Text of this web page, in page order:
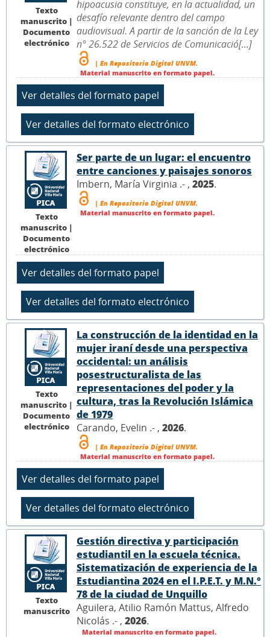
Texto
manuscrito |
Documento
electrónico
hipoacusia constituye, en la actualidad, un
desafío relevante dentro del campo
audiovisual. A partir de la sanción de la Ley
n° 26.522 de Servicios de Comunicació[...]
| En Repositorio Digital UNVM.
Material manuscrito en formato papel.
Texto
manuscrito |
Documento
electrónico
Ser parte de un lugar: el encuentro
entre canciones y paisajes sonoros
Imbern, María Virginia .- , 2025.
| En Repositorio Digital UNVM.
Material manuscrito en formato papel.
Texto
manuscrito |
Documento
electrónico
La construcción de la identidad en la
mujer iraní desde una perspectiva
occidental: un análisis
posestructuralista de las
representaciones del poder y la
cultura, tras la Revolución Islámica
de 1979
Carando, Evelin .- , 2026.
| En Repositorio Digital UNVM.
Material manuscrito en formato papel.
Texto
manuscrito
Gestión directiva y participación
estudiantil en la escuela técnica.
Sistematización de experiencia de la
Estudiantina 2024 en el I.P.E.T. y M.N.°
78 de la ciudad de Unquillo
Aguilera, Atilio Ramón Mattus, Alfredo
Nicolás .- , 2026.
Material manuscrito en formato papel.